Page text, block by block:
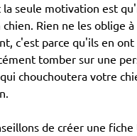
seule motivation est
Rien ne les oblige
c'est parce qu'ils en ont
tomber sur une
chouchoutera votre
de créer une